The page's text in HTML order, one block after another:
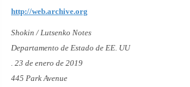
http://web.archive.org
Shokin / Lutsenko Notes
Departamento de Estado de EE. UU
. 23 de enero de 2019
445 Park Avenue